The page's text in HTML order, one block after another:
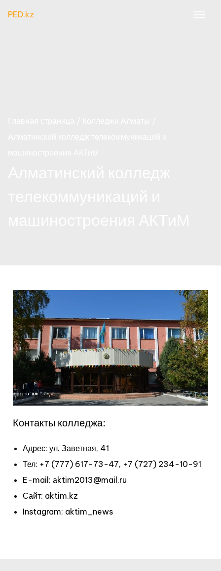
PED.kz
Контакты колледжа:
Адрес: ул. Заветная, 41
Тел: +7 (777) 617-73-47, +7 (727) 234-10-91
E-mail: аktim2013@mail.ru
Сайт: aktim.kz
Instagram: aktim_news